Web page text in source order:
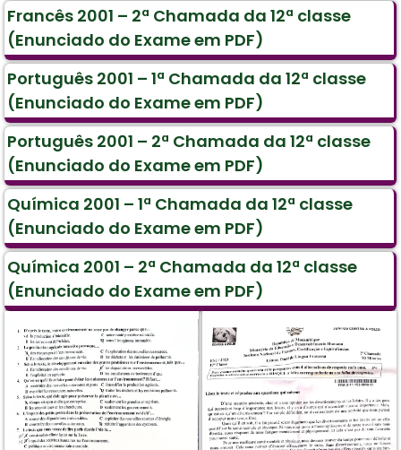
Francês 2001 – 2ª Chamada da 12ª classe
(Enunciado do Exame em PDF)
Português 2001 – 1ª Chamada da 12ª classe
(Enunciado do Exame em PDF)
Português 2001 – 2ª Chamada da 12ª classe
(Enunciado do Exame em PDF)
Química 2001 – 1ª Chamada da 12ª classe
(Enunciado do Exame em PDF)
Química 2001 – 2ª Chamada da 12ª classe
(Enunciado do Exame em PDF)